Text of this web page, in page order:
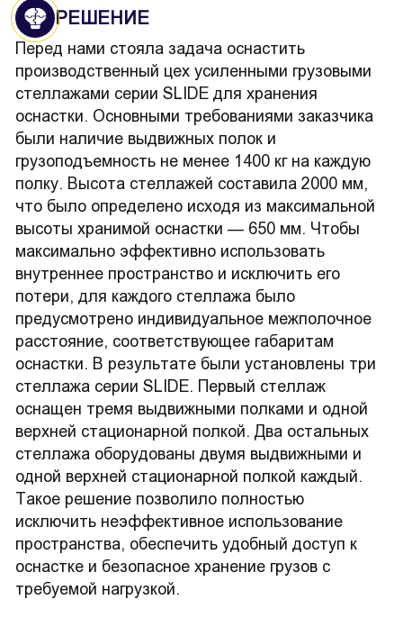
РЕШЕНИЕ
Перед нами стояла задача оснастить
производственный цех усиленными грузовыми
стеллажами серии SLIDE для хранения
оснастки. Основными требованиями заказчика
были наличие выдвижных полок и
грузоподъемность не менее 1400 кг на каждую
полку. Высота стеллажей составила 2000 мм,
что было определено исходя из максимальной
высоты хранимой оснастки — 650 мм. Чтобы
максимально эффективно использовать
внутреннее пространство и исключить его
потери, для каждого стеллажа было
предусмотрено индивидуальное межполочное
расстояние, соответствующее габаритам
оснастки. В результате были установлены три
стеллажа серии SLIDE. Первый стеллаж
оснащен тремя выдвижными полками и одной
верхней стационарной полкой. Два остальных
стеллажа оборудованы двумя выдвижными и
одной верхней стационарной полкой каждый.
Такое решение позволило полностью
исключить неэффективное использование
пространства, обеспечить удобный доступ к
оснастке и безопасное хранение грузов с
требуемой нагрузкой.